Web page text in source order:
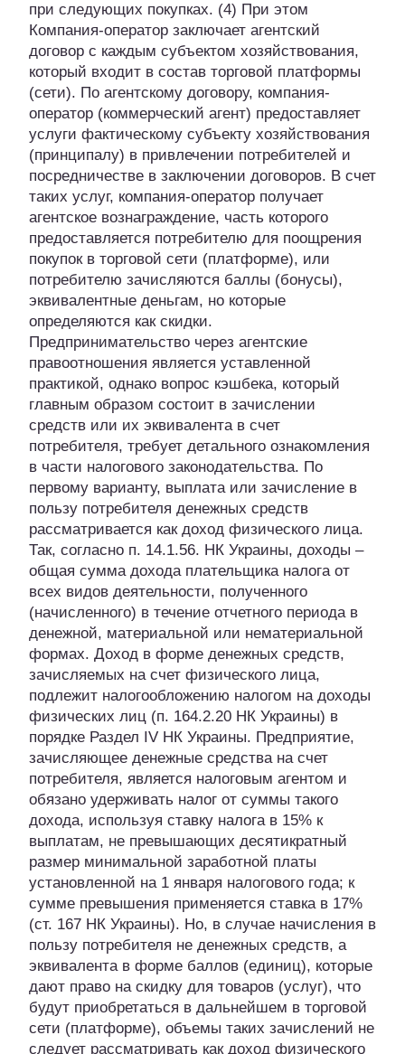
при следующих покупках. (4) При этом
Компания-оператор заключает агентский
договор с каждым субъектом хозяйствования,
который входит в состав торговой платформы
(сети). По агентскому договору, компания-
оператор (коммерческий агент) предоставляет
услуги фактическому субъекту хозяйствования
(принципалу) в привлечении потребителей и
посредничестве в заключении договоров. В счет
таких услуг, компания-оператор получает
агентское вознаграждение, часть которого
предоставляется потребителю для поощрения
покупок в торговой сети (платформе), или
потребителю зачисляются баллы (бонусы),
эквивалентные деньгам, но которые
определяются как скидки.
Предпринимательство через агентские
правоотношения является уставленной
практикой, однако вопрос кэшбека, который
главным образом состоит в зачислении
средств или их эквивалента в счет
потребителя, требует детального ознакомления
в части налогового законодательства. По
первому варианту, выплата или зачисление в
пользу потребителя денежных средств
рассматривается как доход физического лица.
Так, согласно п. 14.1.56. НК Украины, доходы –
общая сумма дохода плательщика налога от
всех видов деятельности, полученного
(начисленного) в течение отчетного периода в
денежной, материальной или нематериальной
формах. Доход в форме денежных средств,
зачисляемых на счет физического лица,
подлежит налогообложению налогом на доходы
физических лиц (п. 164.2.20 НК Украины) в
порядке Раздел IV НК Украины. Предприятие,
зачисляющее денежные средства на счет
потребителя, является налоговым агентом и
обязано удерживать налог от суммы такого
дохода, используя ставку налога в 15% к
выплатам, не превышающих десятикратный
размер минимальной заработной платы
установленной на 1 января налогового года; к
сумме превышения применяется ставка в 17%
(ст. 167 НК Украины). Но, в случае начисления в
пользу потребителя не денежных средств, а
эквивалента в форме баллов (единиц), которые
дают право на скидку для товаров (услуг), что
будут приобретаться в дальнейшем в торговой
сети (платформе), объемы таких зачислений не
следует рассматривать как доход физического